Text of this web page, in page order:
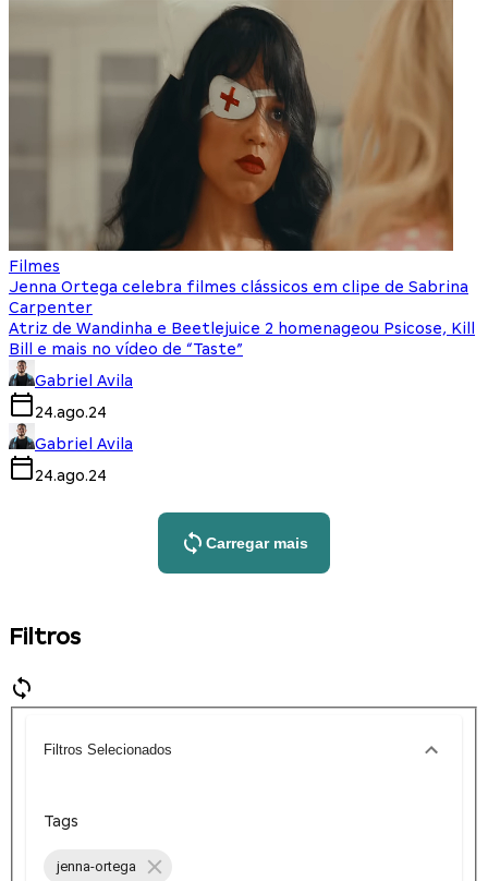
Filmes
Jenna Ortega celebra filmes clássicos em clipe de Sabrina
Carpenter
Atriz de Wandinha e Beetlejuice 2 homenageou Psicose, Kill
Bill e mais no vídeo de “Taste”
Gabriel Avila
24.ago.24
Gabriel Avila
24.ago.24
Carregar mais
Filtros
Filtros Selecionados
Tags
jenna-ortega